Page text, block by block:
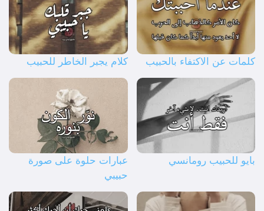
كلمات عن الاكتفاء بالحبيب كلام يجبر الخاطر للحبيب
بايو للحبيب رومانسي
عبارات حلوة على صورة
حبيبي